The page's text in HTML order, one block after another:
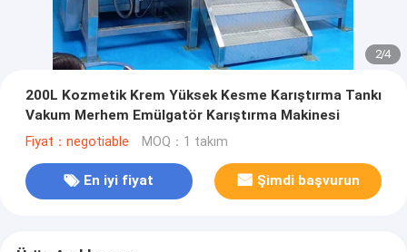
2/4
200L Kozmetik Krem Yüksek Kesme Karıştırma Tankı
Vakum Merhem Emülgatör Karıştırma Makinesi
Fiyat：negotiable MOQ：1 takım
En iyi fiyat Şimdi başvurun